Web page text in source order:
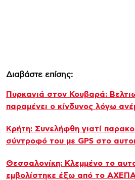
Διαβάστε επίσης:
Πυρκαγιά στον Κουβαρά:
παραμένει ο κίνδυνος λόγω
Κρήτη: Συνελήφθη γιατί
σύντροφό του με GPS στο
Θεσσαλονίκη: Κλεμμένο το
εμβολίστηκε έξω από το